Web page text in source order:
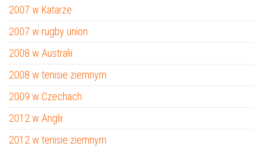
2007 w Katarze
2007 w rugby union
2008 w Australii
2008 w tenisie ziemnym
2009 w Czechach
2012 w Anglii
2012 w tenisie ziemnym